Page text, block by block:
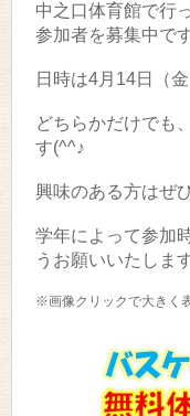
中之口体育館で行
参加者を募集中で
日時は4月14日（
どちらかだけでも
す(^^♪
興味のある方はぜ
学年によって参加
うお願いいたしま
※画像クリックで大きく